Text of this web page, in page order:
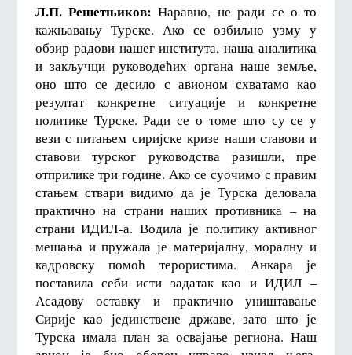
Л.П. Решетњиков: Наравно, не ради се о то
кажњавању Турске. Ако се озбиљно узму у
обзир радови нашег института, наша аналитика
и закључци руководећих органа наше земље,
оно што се десило с авионом схватамо као
резултат конкретне ситуације и конкретне
политике Турске. Ради се о томе што су се у
вези с питањем сиријске кризе наши ставови и
ставови турског руководства разишли, пре
отприлике три године. Ако се суочимо с правим
стањем ствари видимо да је Турска деловала
практично на страни наших противника – на
страни ИДИЛ-а. Водила је политику активног
мешања и пружала је материјалну, моралну и
кадровску помоћ терористима. Анкара је
поставила себи исти задатак као и ИДИЛ –
Асадову оставку и практично уништавање
Сирије као јединствене државе, зато што је
Турска имала план за освајање региона. Наш